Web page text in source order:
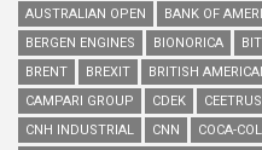
AUSTRALIAN OPEN
BANK OF
BERGEN ENGINES
BIONORICA
BRENT
BREXIT BRITISH
CAMPARI GROUP
CDEK CEETRUS
CNH INDUSTRIAL
CNN COCA-